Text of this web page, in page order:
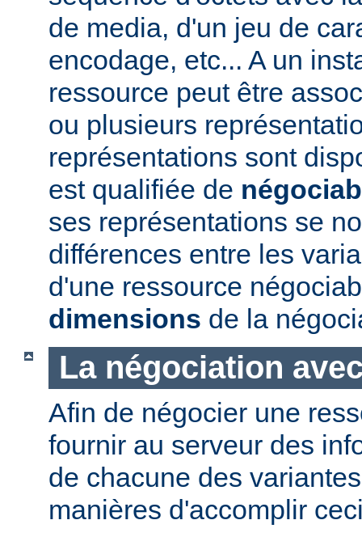
de media, d'un jeu de
encodage, etc... A un
ressource peut être
ou plusieurs
représentations sont
est qualifiée de
ses représentations se
différences entre les
d'une ressource
dimensions de la
La négociation
Afin de négocier une
fournir au serveur des
de chacune des
manières d'accomplir